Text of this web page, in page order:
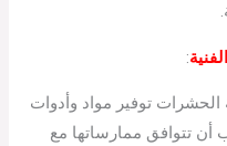
:
توفير مواد وأدوات
أن تتوافق ممارساتها مع